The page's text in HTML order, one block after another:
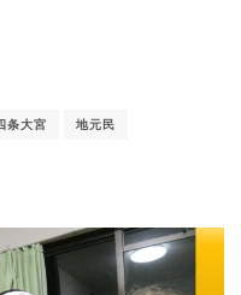
条大宮 地元民